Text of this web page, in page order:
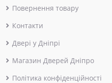
Повернення товару
Контакти
Двері у Дніпрі
Магазин Дверей Дніпро
Політика конфіденційності